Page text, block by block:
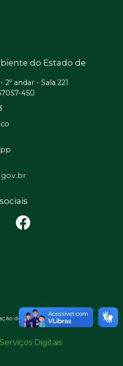
do Estado de
andar - Sala 221
450
do IMA
Digitais